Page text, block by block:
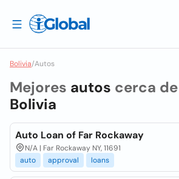
Bolivia/Autos
Mejores autos cerca
Bolivia
Auto Loan of Far Rockaway
N/A | Far Rockaway NY, 11691
auto
approval loans